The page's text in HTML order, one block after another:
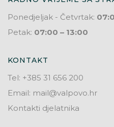
Ponedjeljak - Četvrtak:
Petak: 07:00 – 13:00
KONTAKT
Tel: +385 31 656 200
Email: mail@valpovo.hr
Kontakti djelatnika